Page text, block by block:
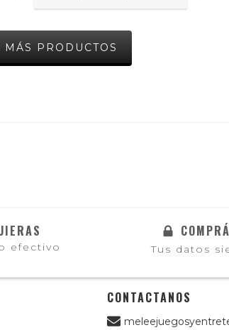
MÁS PRODUCTOS
efectivo Tus datos
CONTACTANOS